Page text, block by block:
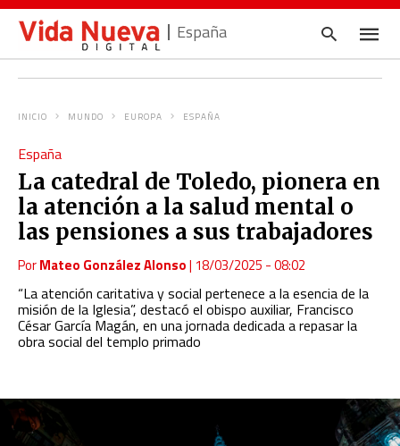
España
y
INICIO MUNDO EUROPA ESPAÑA
España
La catedral de Toledo, pionera en
la atención a la salud mental o
las pensiones a sus trabajadores
PorMateo González Alonso| 18/03/2025 - 08:02
“La atención caritativa y social pertenece a la esencia de la
misión de la Iglesia”, destacó el obispo auxiliar, Francisco
César García Magán, en una jornada dedicada a repasar la
obra social del templo primado